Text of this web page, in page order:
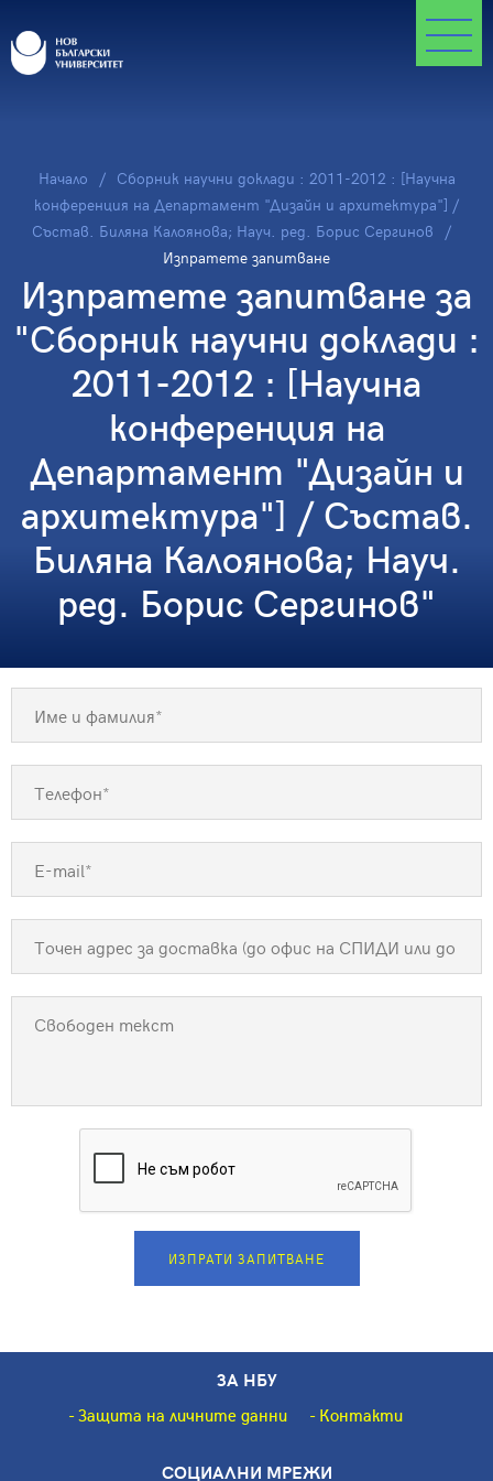
Начало
Сборник научни доклади : 2011-2012 : [Научна
конференция на Департамент "Дизайн и архитектура"] /
Състав. Биляна Калоянова; Науч. ред. Борис Сергинов
Изпратете запитване
Изпратете запитване за
"Сборник научни доклади :
2011-2012 : [Научна
конференция на
Департамент "Дизайн и
архитектура"] / Състав.
Биляна Калоянова; Науч.
ред. Борис Сергинов"
ИЗПРАТИ ЗАПИТВАНЕ
ЗА НБУ
Защита на личните данни Контакти
СОЦИАЛНИ МРЕЖИ